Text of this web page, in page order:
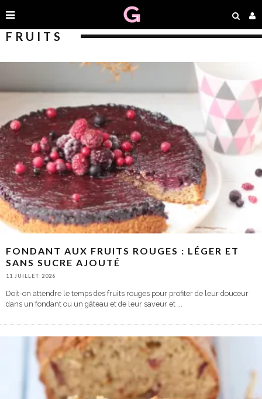
FRUITS
FONDANT AUX FRUITS ROUGES : LÉGER ET
SANS SUCRE AJOUTÉ
11 JUILLET 2026
Doit-on attendre le temps des fruits rouges pour profiter de leur douceur
dans un fondant ou un gâteau et de leur saveur et ...